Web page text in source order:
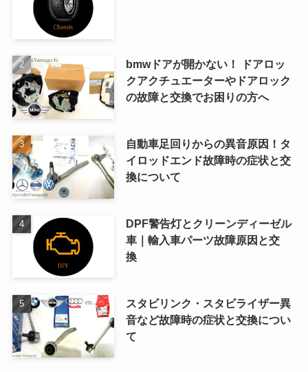
bmwドアが開かない！ ドアロッ
クアクチュエーターやドアロック
の故障と交換でお困りの方へ
自動車足回りからの異音原因！タ
イロッドエンド故障時の症状と交
換について
DPF警告灯とクリーンディーゼル
車｜輸入車パーツ故障原因と交
換
スタビリンク・スタビライザー異
音など故障時の症状と交換につい
て